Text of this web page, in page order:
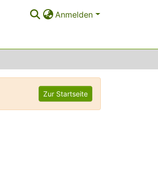
Anmelden
Zur Startseite